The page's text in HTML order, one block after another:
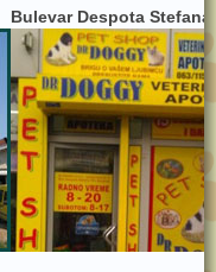
Bulevar Despota Stefana